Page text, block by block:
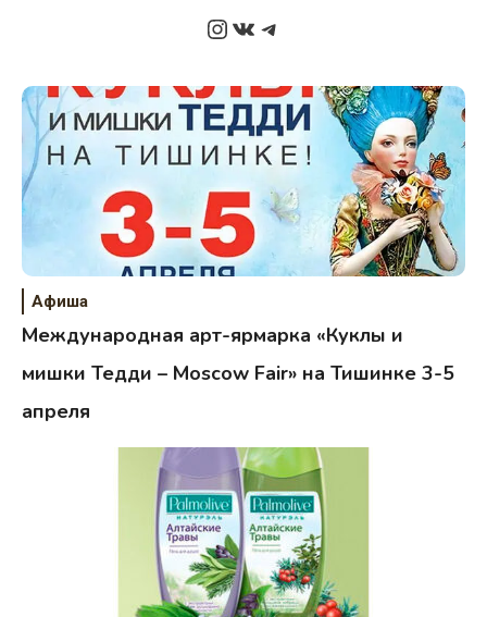
Instagram
ВКонтакте
Telegram
Афиша
Международная арт-ярмарка «Куклы и
мишки Тедди – Moscow Fair» на Тишинке 3-5
апреля